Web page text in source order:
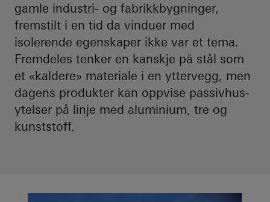
gamle industri- og fabrikkbygninger,
fremstilt i en tid da vinduer med
isolerende egenskaper ikke var et tema.
Fremdeles tenker en kanskje på stål som
et «kaldere» materiale i en yttervegg, men
dagens produkter kan oppvise passivhus-
ytelser på linje med aluminium, tre og
kunststoff.